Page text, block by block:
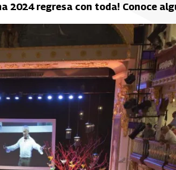
2024 regresa con toda! Conoce